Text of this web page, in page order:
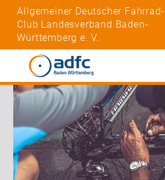
Allgemeiner Deutscher Fahrrad-
Club Landesverband Baden-
Württemberg e. V.